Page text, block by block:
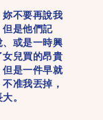
不要再說我
但是他們記
或是一時興
兒買的昂貴
是一件早就
准我丟掉，
。